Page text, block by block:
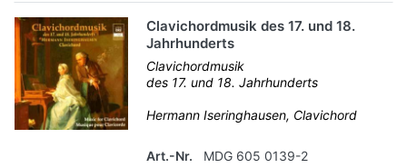
Clavichordmusik des 17. und 18.
Jahrhunderts
Clavichordmusik
des 17. und 18. Jahrhunderts
Hermann Iseringhausen, Clavichord
Art.-Nr. MDG 605 0139-2